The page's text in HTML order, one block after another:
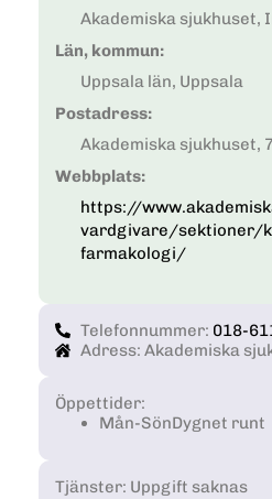
Akademiska sjukhuset,
Län, kommun:
Uppsala län, Uppsala
Postadress:
Akademiska sjukhuset,
Webbplats:
https://
vardgivare/sektioner/
farmakologi/
Telefonnummer: 018-
Adress: Akademiska
Öppettider:
Mån-SönDygnet runt
Tjänster: Uppgift saknas